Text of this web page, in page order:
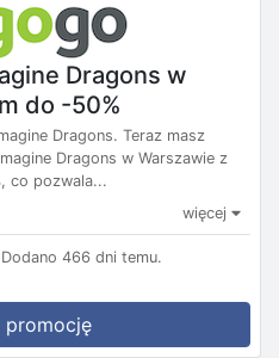
Dragons w
do -50%
Dragons. Teraz masz
Dragons w Warszawie z
co pozwala...
więcej
Dodano 466 dni temu.
promocję